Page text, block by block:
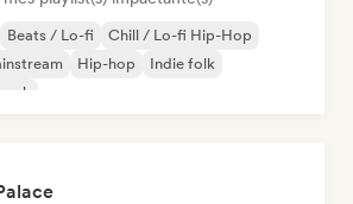
Beats / Lo-fi
Chill / Lo-fi Hip-Hop
Hip-hop
Indie folk